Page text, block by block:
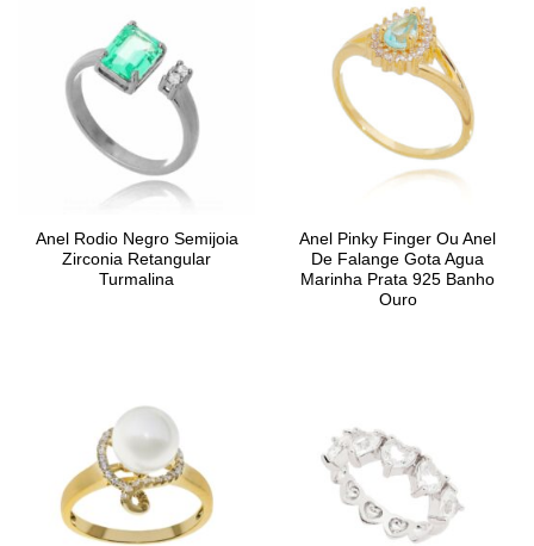
Anel Rodio Negro Semijoia
Zirconia Retangular
Turmalina
Anel Pinky Finger Ou Anel
De Falange Gota Agua
Marinha Prata 925 Banho
Ouro